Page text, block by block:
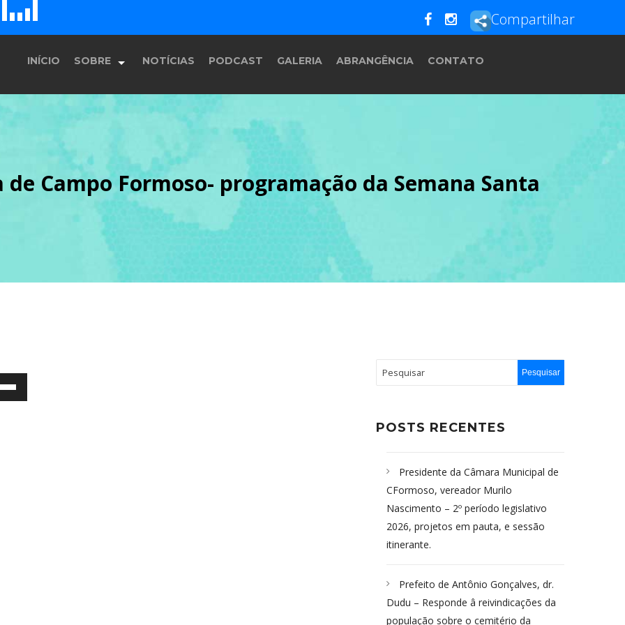
E F G Compartilhar
INÍCIO SOBRE
História
Equipe
Programação
NOTÍCIAS PODCAST GALERIA ABRANGÊNCIA CONTATO
Campo Formoso- programação da Semana Santa
POSTS RECENTES
Presidente da Câmara Municipal de
CFormoso, vereador Murilo
Nascimento – 2º período legislativo
2026, projetos em pauta, e sessão
itinerante.
Prefeito de Antônio Gonçalves, dr.
Dudu – Responde â reivindicações da
população sobre o cemitério da